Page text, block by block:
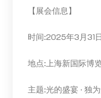
【展会信息】
时间:2025年3月31
地点:上海新国际博
主题:光的盛宴 · 独